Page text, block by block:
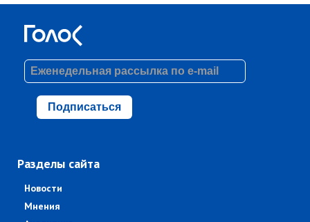
Подписаться
Разделы сайта
Новости
Мнения